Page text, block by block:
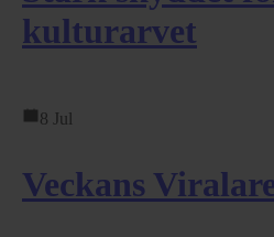
kulturarvet
8 Jul
Veckans